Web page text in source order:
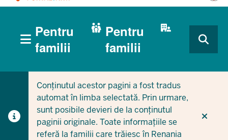
CURRENT SECTION PENTRU FAMILII
CURRENT SECTION PENTRU ÎNTREPRINDERI/
(BÜRGERBEREICH
MOBILE)
Pentru
familii
Pentru
familii
Conținutul acestor pagini a fost tradus
automat în limba selectată. Prin urmare,
sunt posibile devieri de la conținutul
paginii originale. Toate informațiile se
referă la familii care trăiesc în Renania